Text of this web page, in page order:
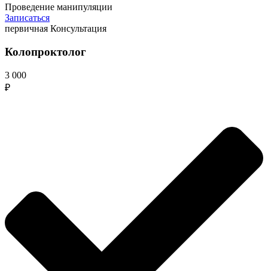
Проведение манипуляции
Записаться
первичная Консультация
Колопроктолог
3 000
₽